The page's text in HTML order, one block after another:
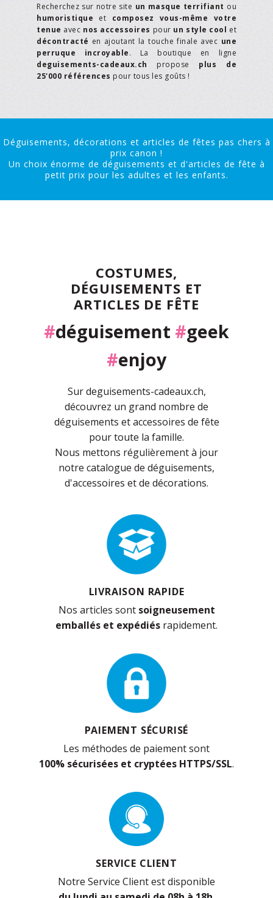
Recherchez sur notre site un masque terrifiant ou
humoristique et composez vous-même votre
tenue avec nos accessoires pour un style cool et
décontracté en ajoutant la touche finale avec une
perruque incroyable. La boutique en ligne
deguisements-cadeaux.ch propose plus de
25'000 références pour tous les goûts !
Déguisements, décorations et articles de fêtes pas chers à
prix canon !
Un choix énorme de déguisements et d'articles de fête à
petit prix pour les adultes et les enfants.
COSTUMES,
DÉGUISEMENTS ET
ARTICLES DE FÊTE
#déguisement #geek
#enjoy
Sur deguisements-cadeaux.ch,
découvrez un grand nombre de
déguisements et accessoires de fête
pour toute la famille.
Nous mettons régulièrement à jour
notre catalogue de déguisements,
d'accessoires et de décorations.
LIVRAISON RAPIDE
Nos articles sont soigneusement
emballés et expédiés rapidement.
PAIEMENT SÉCURISÉ
Les méthodes de paiement sont
100% sécurisées et cryptées HTTPS/SSL.
SERVICE CLIENT
Notre Service Client est disponible